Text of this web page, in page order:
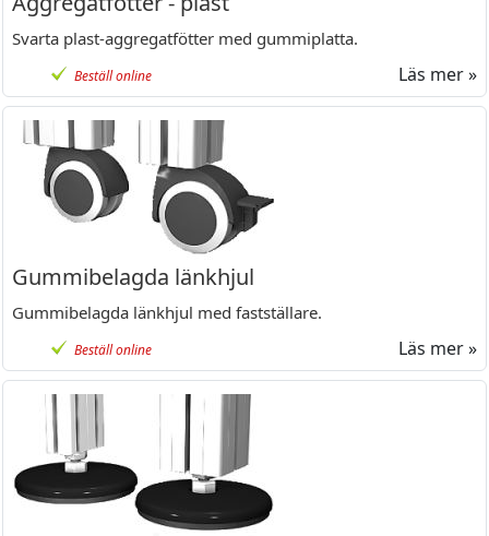
Svarta plast-aggregatfötter med gummiplatta.
Beställ online Läs mer »
Gummibelagda länkhjul
Gummibelagda länkhjul med fastställare.
Beställ online Läs mer »